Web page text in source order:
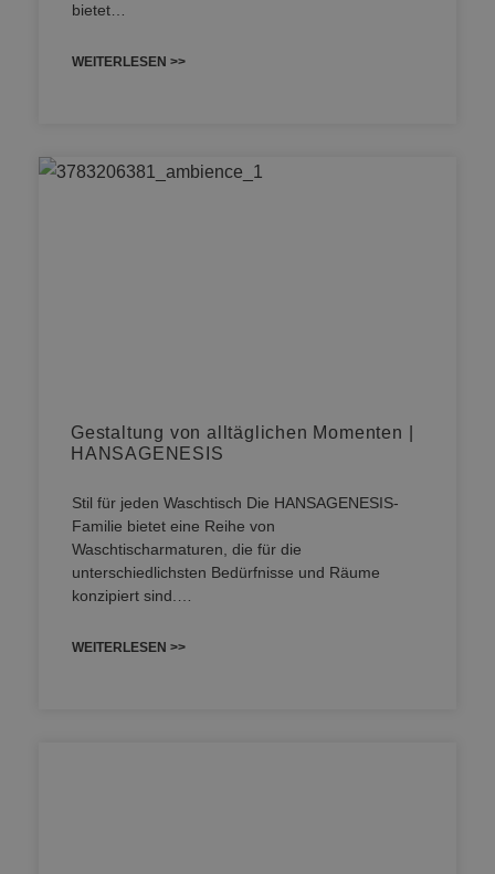
bietet…
WEITERLESEN >>
Gestaltung von alltäglichen Momenten |
HANSAGENESIS
Stil für jeden Waschtisch Die HANSAGENESIS-
Familie bietet eine Reihe von
Waschtischarmaturen, die für die
unterschiedlichsten Bedürfnisse und Räume
konzipiert sind.…
WEITERLESEN >>